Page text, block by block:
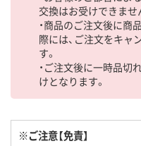
交換はお受けできませ
・商品のご注文後に商
際には、ご注文をキャ
す。
・ご注文後に一時品切
けとなります。
※ご注意【免責】